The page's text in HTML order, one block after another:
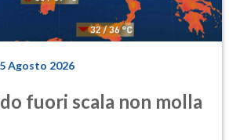
5 Agosto 2026
fuori scala non molla